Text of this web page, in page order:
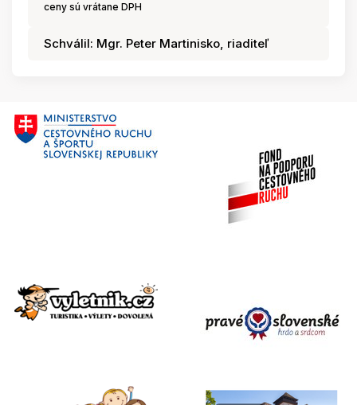
ceny sú vrátane DPH
Schválil: Mgr. Peter Martinisko, riaditeľ